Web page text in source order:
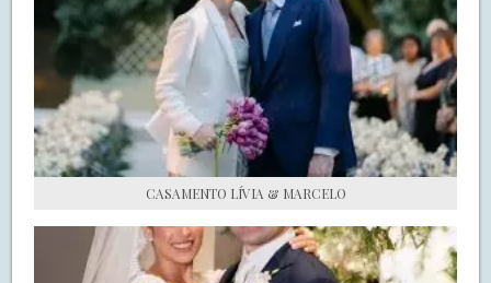
DE NOIVA PRA NOIVA
S.O.S CASADAS
FALE COM O SAY I DO
CASAMENTO LÍVIA & MARCELO